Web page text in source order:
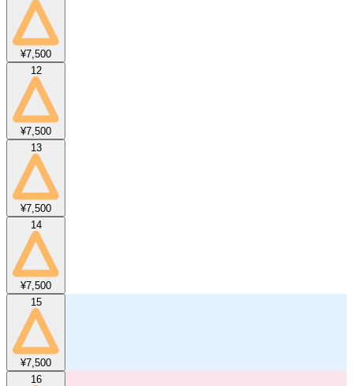
¥7,500
12
¥7,500
13
¥7,500
14
¥7,500
15
¥7,500
16